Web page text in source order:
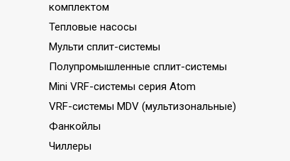
комплектом
Тепловые насосы
Мульти сплит-системы
Полупромышленные сплит-системы
Mini VRF-системы серия Atom
VRF-системы MDV (мультизональные)
Фанкойлы
Чиллеры